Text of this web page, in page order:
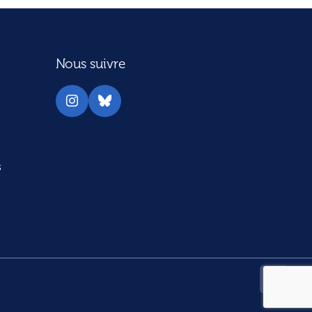
Nous suivre
Instagram
Bluesky